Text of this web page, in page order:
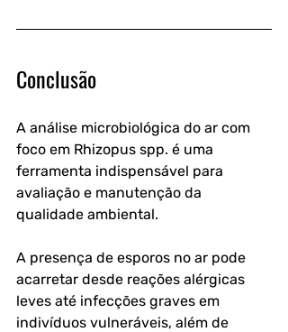
Conclusão
A análise microbiológica do ar com
foco em Rhizopus spp. é uma
ferramenta indispensável para
avaliação e manutenção da
qualidade ambiental.
A presença de esporos no ar pode
acarretar desde reações alérgicas
leves até infecções graves em
indivíduos vulneráveis, além de